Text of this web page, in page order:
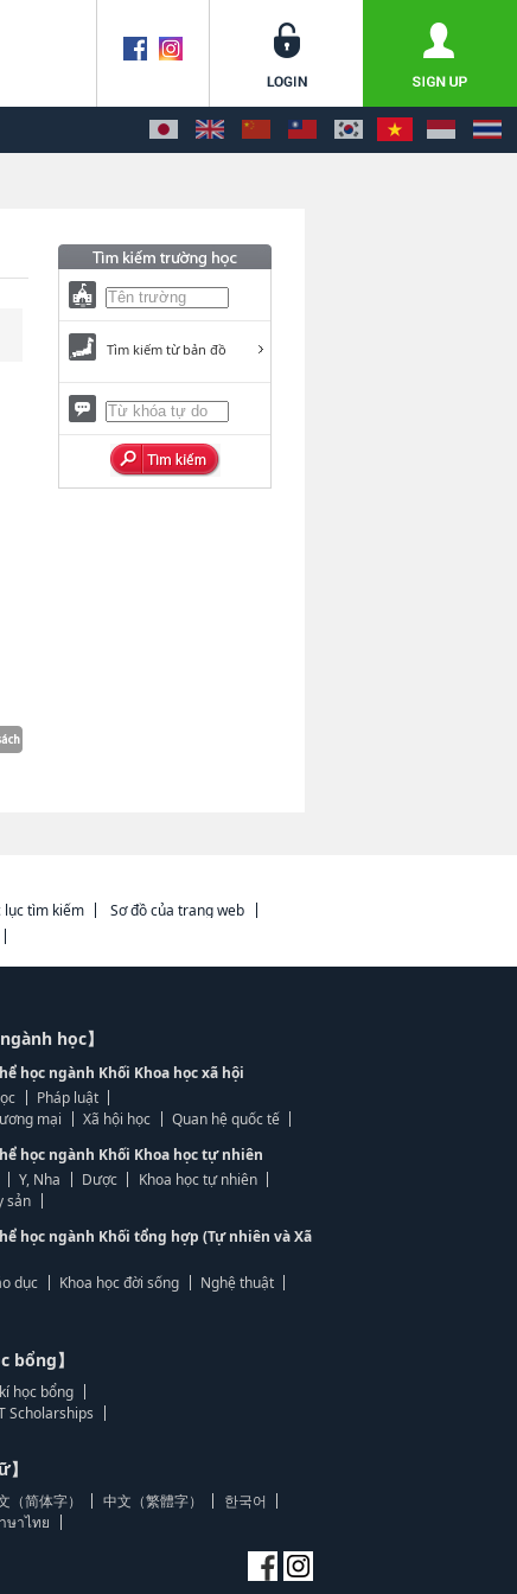
Tìm kiếm từ bản đồ
lục tìm kiếm
Sơ đồ của trang web
học】
học ngành Khối Khoa học xã hội
Pháp luật
mại
Xã hội học
Quan hệ quốc tế
học ngành Khối Khoa học tự nhiên
Y, Nha Dược
Khoa học tự nhiên
sản
học ngành Khối tổng hợp (Tự nhiên và Xã
dục
Khoa học đời sống
Nghệ thuật
bổng】
học bổng
Scholarships
（简体字） 中文（繁體字）
한국어
ษาไทย